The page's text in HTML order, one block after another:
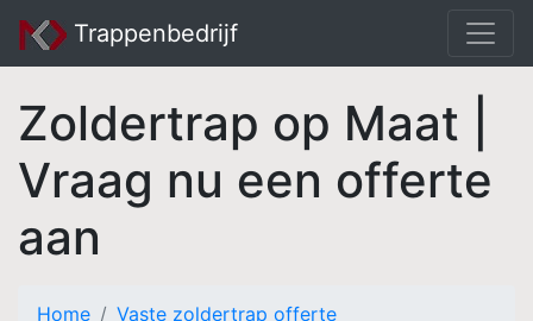
Trappenbedrijf
Zoldertrap op Maat |
Vraag nu een offerte
aan
Home Vaste zoldertrap offerte